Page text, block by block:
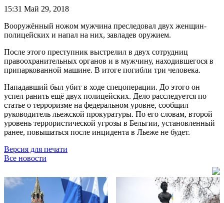
15:31 Май 29, 2018
Вооружённый ножом мужчина преследовал двух женщин-
полицейских и напал на них, завладев оружием.
После этого преступник выстрелил в двух сотрудниц
правоохранительных органов и в мужчину, находившегося в
припаркованной машине. В итоге погибли три человека.
Нападавший был убит в ходе спецоперации. До этого он
успел ранить ещё двух полицейских. Дело расследуется по
статье о терроризме на федеральном уровне, сообщил
руководитель льежской прокуратуры. По его словам, второй
уровень террористической угрозы в Бельгии, установленный
ранее, повышаться после инцидента в Льеже не будет.
Версия для печати
Все новости